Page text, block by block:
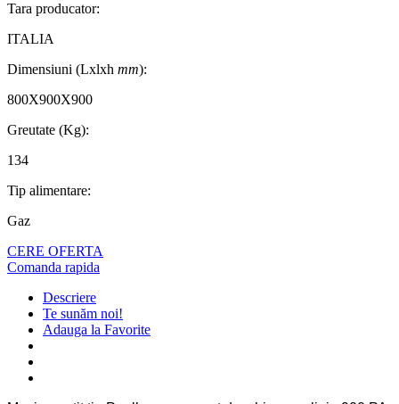
Tara producator:
ITALIA
Dimensiuni (Lxlxh mm):
800X900X900
Greutate (Kg):
134
Tip alimentare:
Gaz
CERE OFERTA
Comanda rapida
Descriere
Te sunăm noi!
Adauga la Favorite